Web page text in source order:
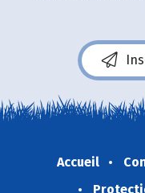
Accueil